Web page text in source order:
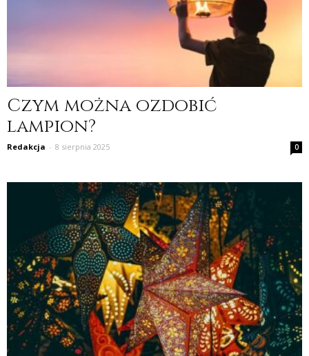
Czym można ozdobić
lampion?
Redakcja - 8 sierpnia 2025 0